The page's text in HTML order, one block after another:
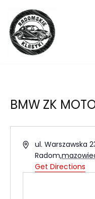
Przejdź
do
treści
BMW ZK
Address
ul. Warszawska
Radom,
Get Directions